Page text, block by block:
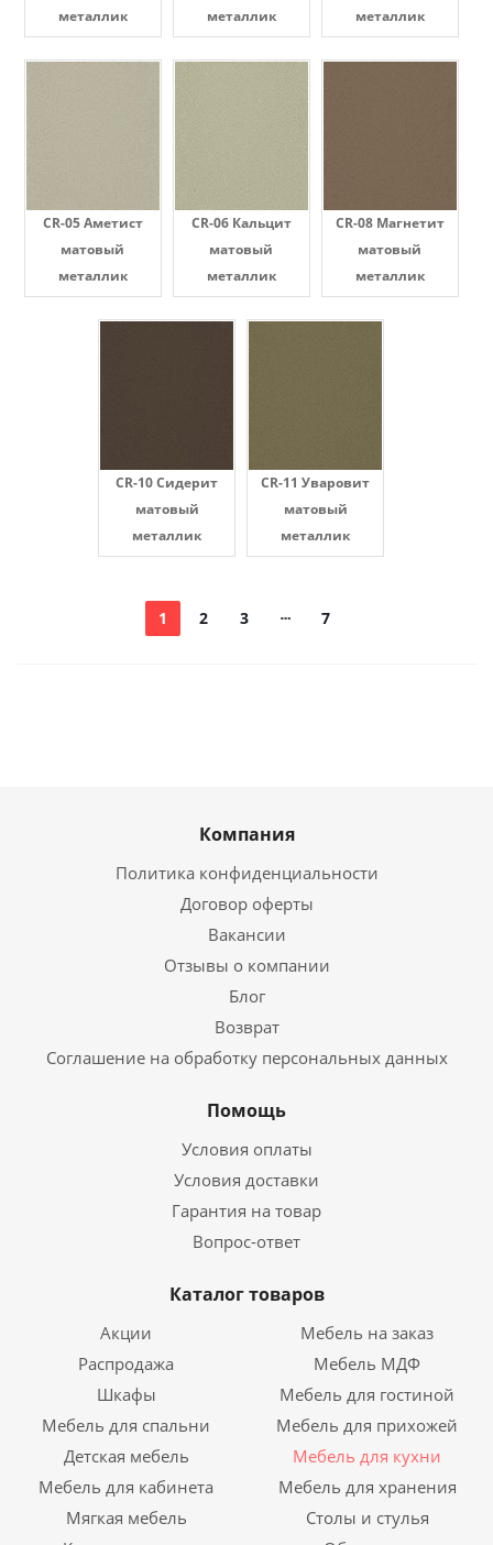
металлик
металлик
металлик
CR-05 Аметист
матовый
металлик
CR-06 Кальцит
матовый
металлик
CR-08 Магнетит
матовый
металлик
CR-10 Сидерит
матовый
металлик
CR-11 Уваровит
матовый
металлик
1 2 3 7
Компания
Политика конфиденциальности
Договор оферты
Вакансии
Отзывы о компании
Блог
Возврат
Соглашение на обработку персональных данных
Помощь
Условия оплаты
Условия доставки
Гарантия на товар
Вопрос-ответ
Каталог товаров
Акции
Мебель на заказ
Распродажа
Мебель МДФ
Шкафы
Мебель для гостиной
Мебель для спальни
Мебель для прихожей
Детская мебель
Мебель для кухни
Мебель для кабинета
Мебель для хранения
Мягкая мебель
Столы и стулья